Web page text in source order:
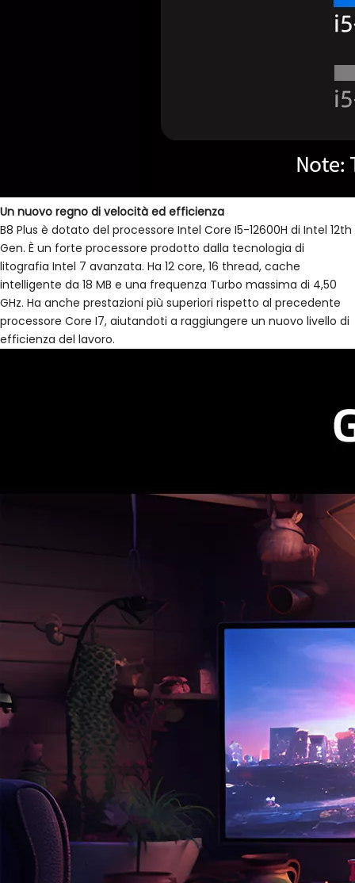
Un nuovo regno di velocità ed efficienza
B8 Plus è dotato del processore Intel Core I5-12600H di Intel 12th
Gen. È un forte processore prodotto dalla tecnologia di
litografia Intel 7 avanzata. Ha 12 core, 16 thread, cache
intelligente da 18 MB e una frequenza Turbo massima di 4,50
GHz. Ha anche prestazioni più superiori rispetto al precedente
processore Core I7, aiutandoti a raggiungere un nuovo livello di
efficienza del lavoro.